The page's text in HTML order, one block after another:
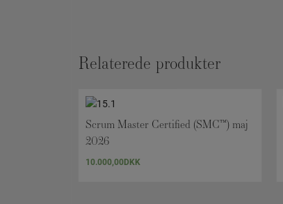
Relaterede produkter
Scrum Master Certified (SMC™) maj
2026
10.000,00DKK